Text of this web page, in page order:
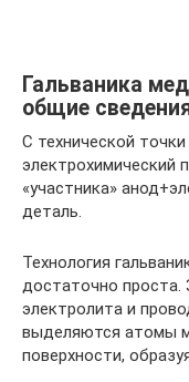
Гальваника
общие
С технической
электрохимический
«участника»
деталь.
Технология
достаточно проста.
электролита и
выделяются атомы
поверхности,